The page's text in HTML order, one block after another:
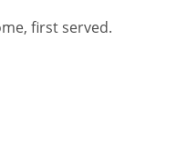
first served.